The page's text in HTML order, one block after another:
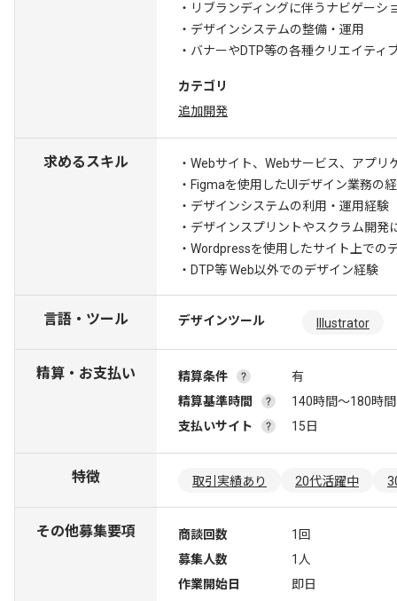
・リブランディングに伴うナビゲーシ
・デザインシステムの整備・運用
・バナーやDTP等の各種クリエイティ
カテゴリ
追加開発
求めるスキル
・Webサイト、Webサービス、アプ
・Figmaを使用したUIデザイン業務の
・デザインシステムの利用・運用経験
・デザインスプリントやスクラム開発
・Wordpressを使用したサイト上での
・DTP等 Web以外でのデザイン経験
言語・ツール デザインツール Illustrator
精算・お支払い 精算条件
有
精算基準時間
140時間〜180時間
支払いサイト
15日
特徴 取引実績あり 20代活躍中
その他募集要項 商談回数
1回
募集人数
1人
作業開始日
即日